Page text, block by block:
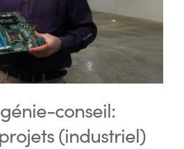
conseil:
(industriel)